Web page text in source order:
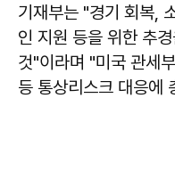
기재부는 "경기 회복,
인 지원 등을 위한 추
것"이라며 "미국 관세
등 통상리스크 대응에